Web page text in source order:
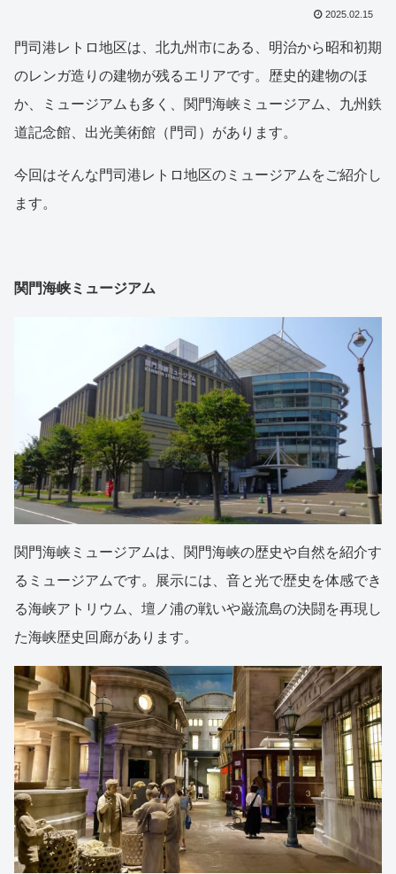
2025.02.15
門司港レトロ地区は、北九州市にある、明治から昭和初期
のレンガ造りの建物が残るエリアです。歴史的建物のほ
か、ミュージアムも多く、関門海峡ミュージアム、九州鉄
道記念館、出光美術館（門司）があります。
今回はそんな門司港レトロ地区のミュージアムをご紹介し
ます。
関門海峡ミュージアム
関門海峡ミュージアムは、関門海峡の歴史や自然を紹介す
るミュージアムです。展示には、音と光で歴史を体感でき
る海峡アトリウム、壇ノ浦の戦いや巌流島の決闘を再現し
た海峡歴史回廊があります。